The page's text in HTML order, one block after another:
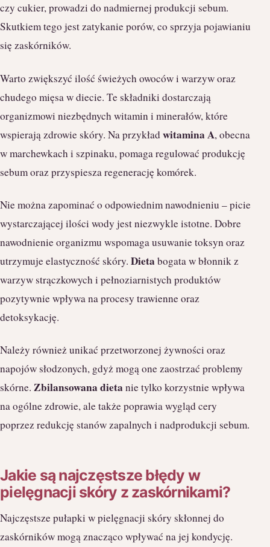
czy cukier, prowadzi do nadmiernej produkcji sebum.
Skutkiem tego jest zatykanie porów, co sprzyja pojawianiu
się zaskórników.
Warto zwiększyć ilość świeżych owoców i warzyw oraz
chudego mięsa w diecie. Te składniki dostarczają
organizmowi niezbędnych witamin i minerałów, które
wspierają zdrowie skóry. Na przykładwitamina A, obecna
w marchewkach i szpinaku, pomaga regulować produkcję
sebum oraz przyspiesza regenerację komórek.
Nie można zapominać o odpowiednim nawodnieniu – picie
wystarczającej ilości wody jest niezwykle istotne. Dobre
nawodnienie organizmu wspomaga usuwanie toksyn oraz
utrzymuje elastyczność skóry. Dieta bogata w błonnik z
warzyw strączkowych i pełnoziarnistych produktów
pozytywnie wpływa na procesy trawienne oraz
detoksykację.
Należy również unikać przetworzonej żywności oraz
napojów słodzonych, gdyż mogą one zaostrzać problemy
skórne. Zbilansowana dieta nie tylko korzystnie wpływa
na ogólne zdrowie, ale także poprawia wygląd cery
poprzez redukcję stanów zapalnych i nadprodukcji sebum.
Jakie są najczęstsze błędy w
pielęgnacji skóry z zaskórnikami?
Najczęstsze pułapki w pielęgnacji skóry skłonnej do
zaskórników mogą znacząco wpływać na jej kondycję.